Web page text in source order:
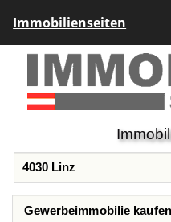
Immobilienseiten